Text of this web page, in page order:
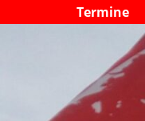
Termine